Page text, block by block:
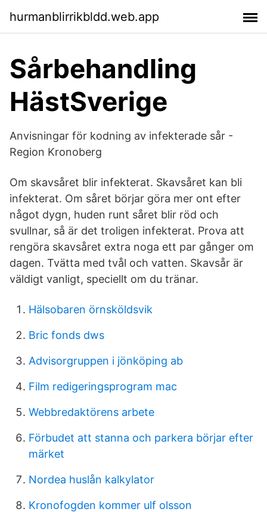
hurmanblirrikbldd.web.app
Sårbehandling
HästSverige
Anvisningar för kodning av infekterade sår -
Region Kronoberg
Om skavsåret blir infekterat. Skavsåret kan bli
infekterat. Om såret börjar göra mer ont efter
något dygn, huden runt såret blir röd och
svullnar, så är det troligen infekterat. Prova att
rengöra skavsåret extra noga ett par gånger om
dagen. Tvätta med tvål och vatten. Skavsår är
väldigt vanligt, speciellt om du tränar.
Hälsobaren örnsköldsvik
Bric fonds dws
Advisorgruppen i jönköping ab
Film redigeringsprogram mac
Webbredaktörens arbete
Förbudet att stanna och parkera börjar efter
märket
Nordea huslån kalkylator
Kronofogden kommer ulf olsson